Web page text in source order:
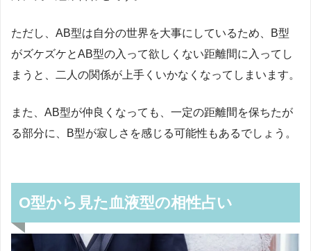
ただし、 AB型は自分の世界を大事にしているため、 B型
がズケズケとAB型の入って欲しくない距離間に入ってし
まうと、二人の関係が上手くいかなくなってしまいます。
また、 AB型が仲良くなっても、一定の距離間を保ちたが
る部分に、
B型が寂しさを感じる可能性もあるでしょう。
O型から見た血液型の相性占い